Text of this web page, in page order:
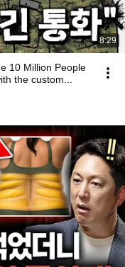
8:29
10 Million People
the custom...